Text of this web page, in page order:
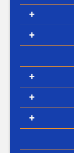
+
+
+
+
+